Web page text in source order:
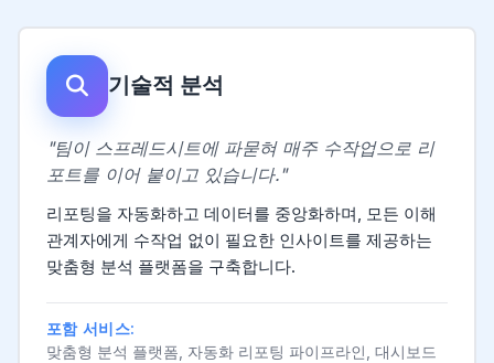
기술적 분석
"팀이 스프레드시트에 파묻혀 매주 수작업으로 리
포트를 이어 붙이고 있습니다."
리포팅을 자동화하고 데이터를 중앙화하며, 모든 이해
관계자에게 수작업 없이 필요한 인사이트를 제공하는
맞춤형 분석 플랫폼을 구축합니다.
포함 서비스:
맞춤형 분석 플랫폼, 자동화 리포팅 파이프라인, 대시보드